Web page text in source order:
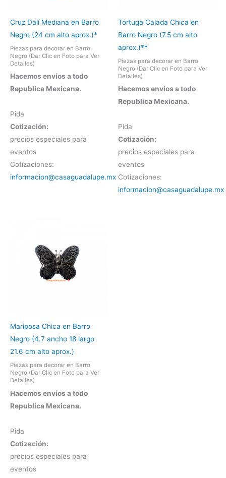
Cruz Dalí Mediana en Barro
Negro (24 cm alto aprox.)*
Piezas para decorar en Barro
Negro (Dar Clic en Foto para Ver
Detalles)
Hacemos envíos a todo
Republica Mexicana.
Pida
Cotización:
precios especiales para
eventos
Cotizaciones:
informacion@casaguadalupe.mx
Tortuga Calada Chica en
Barro Negro (7.5 cm alto
aprox.)**
Piezas para decorar en Barro
Negro (Dar Clic en Foto para Ver
Detalles)
Hacemos envíos a todo
Republica Mexicana.
Pida
Cotización:
precios especiales para
eventos
Cotizaciones:
informacion@casaguadalupe.mx
Mariposa Chica en Barro
Negro (4.7 ancho 18 largo
21.6 cm alto aprox.)
Piezas para decorar en Barro
Negro (Dar Clic en Foto para Ver
Detalles)
Hacemos envíos a todo
Republica Mexicana.
Pida
Cotización:
precios especiales para
eventos